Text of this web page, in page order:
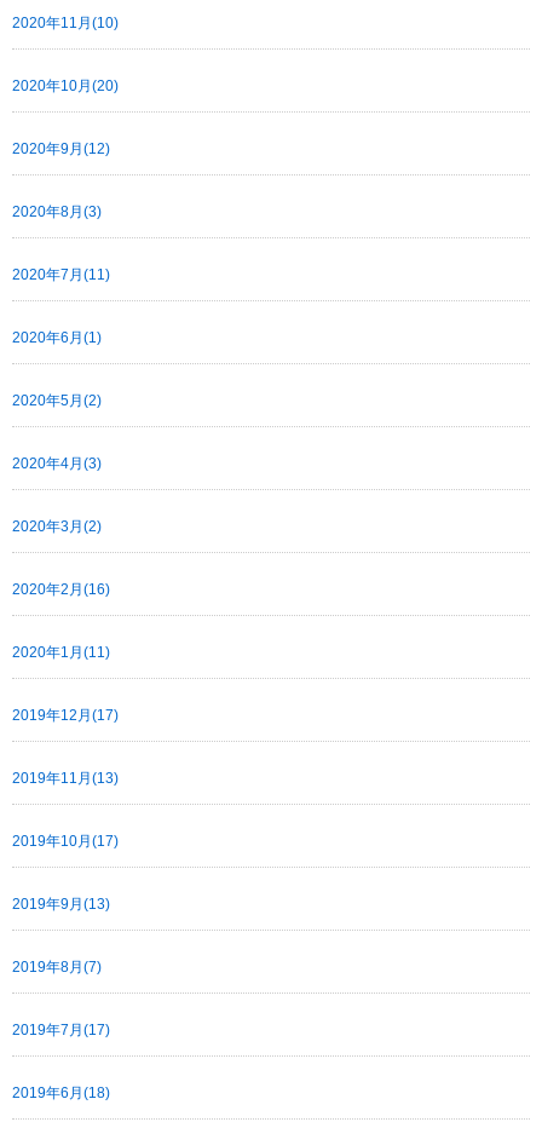
2020年11月(10)
2020年10月(20)
2020年9月(12)
2020年8月(3)
2020年7月(11)
2020年6月(1)
2020年5月(2)
2020年4月(3)
2020年3月(2)
2020年2月(16)
2020年1月(11)
2019年12月(17)
2019年11月(13)
2019年10月(17)
2019年9月(13)
2019年8月(7)
2019年7月(17)
2019年6月(18)